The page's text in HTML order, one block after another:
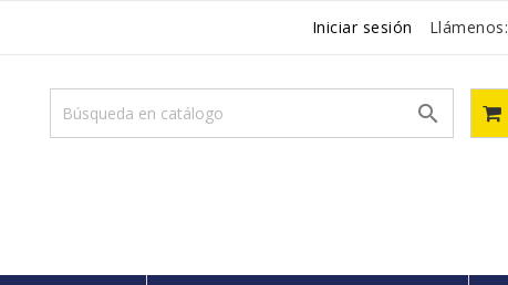
Iniciar sesión Llámenos:
